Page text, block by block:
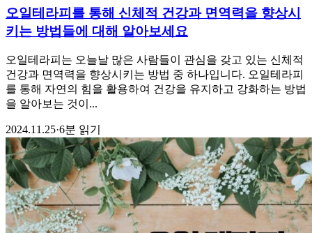
오일테라피를 통해 신체적 건강과 면역력을 향상시
키는 방법들에 대해 알아보세요
오일테라피는 오늘날 많은 사람들이 관심을 갖고 있는 신체적
건강과 면역력을 향상시키는 방법 중 하나입니다. 오일테라피
를 통해 자연의 힘을 활용하여 건강을 유지하고 강화하는 방법
을 알아보는 것이...
2024.11.25·6분 읽기